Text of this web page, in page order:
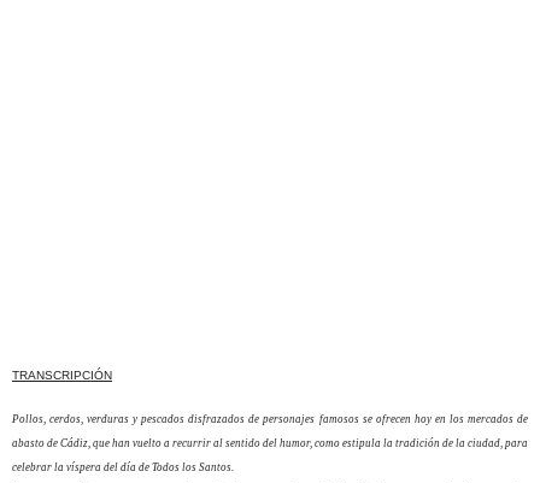
TRANSCRIPCIÓN
Pollos, cerdos, verduras y pescados disfrazados de personajes famosos se ofrecen hoy en los mercados de
abasto de Cádiz, que han vuelto a recurrir al sentido del humor, como estipula la tradición de la ciudad, para
celebrar la víspera del día de Todos los Santos.